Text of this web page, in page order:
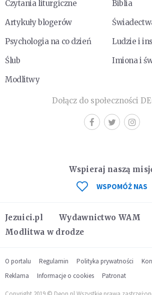
Czytania liturgiczne
Biblia
Artykuły blogerów
Psychologia na co dzień
Ludzie i
Ślub
Imiona i
Modlitwy
Dołącz do społeczności
Jezuici.pl Wydawnictwo WAM
Modlitwa w drodze
Wspieraj naszą
WSPOMÓŻ NAS
O portalu Regulamin Polityka prywatności
Reklama
Informacje o cookies Patronat